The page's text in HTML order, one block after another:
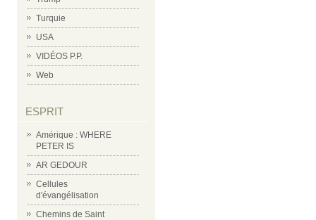
Turquie
USA
VIDÉOS P.P.
Web
ESPRIT
Amérique : WHERE
PETER IS
AR GEDOUR
Cellules
d'évangélisation
Chemins de Saint